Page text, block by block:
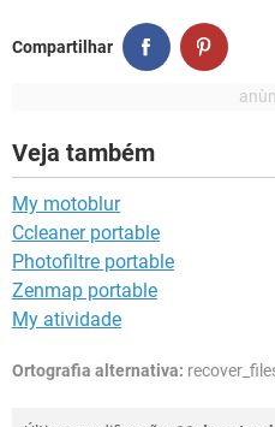
Compartilhar
Veja também
My motoblur
Ccleaner portable
Photofiltre portable
Zenmap portable
My atividade
Ortografia alternativa: